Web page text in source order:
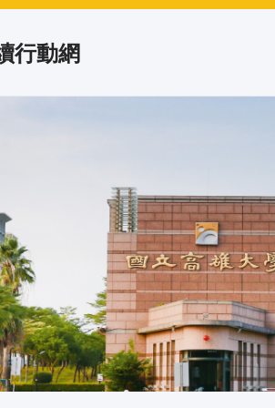
行動網